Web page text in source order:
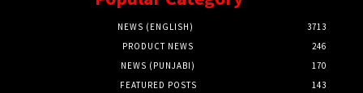
NEWS (ENGLISH)
3713
PRODUCT NEWS
246
NEWS (PUNJABI)
170
FEATURED POSTS
143